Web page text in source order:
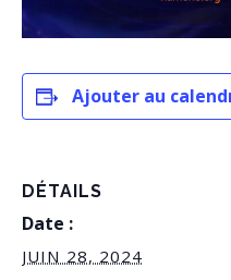
Ajouter au
DÉTAILS
Date :
JUIN 28, 2024